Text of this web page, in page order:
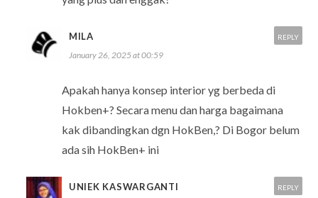
MILA
January 26, 2025 at 00:59
Apakah hanya konsep interior yg berbeda di
Hokben+? Secara menu dan harga bagaimana
kak dibandingkan dgn HokBen,? Di Bogor belum
ada sih HokBen+ ini
REPLY
UNIEK KASWARGANTI REPLY